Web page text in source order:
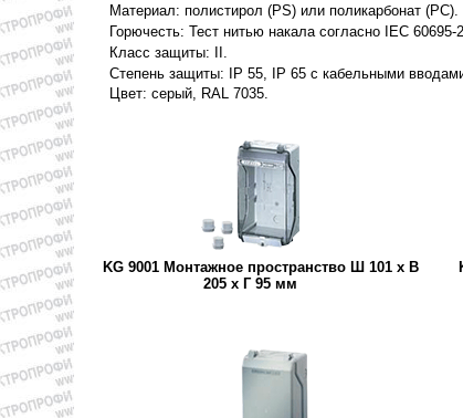
Материал: полистирол (РS) или поликарбонат (PC).
Горючесть: Тест нитью накала согласно IEC
Класс защиты: II.
Степень защиты: IP 55, IP 65 с кабельными
Цвет: серый, RAL 7035.
KG 9001 Монтажное пространство Ш 101 x В
205 x Г 95 мм